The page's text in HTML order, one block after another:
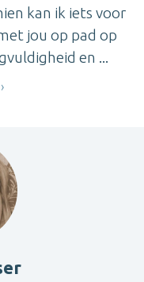
kan ik iets voor
jou op pad op
en ...